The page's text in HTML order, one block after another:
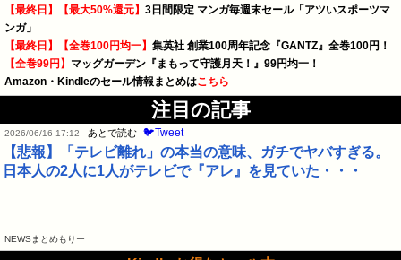
【最終日】【最大50%還元】 3日間限定 マンガ毎週末セール「アツいスポーツマ
ンガ」
【最終日】【全巻100円均一】 集英社 創業100周年記念『GANTZ』全巻100円！
【全巻99円】 マッグガーデン『まもって守護月天！』99円均一！
Amazon・Kindleのセール情報まとめはこちら
注目の記事
2026/06/16 17:12 あとで読む 🐦Tweet
【悲報】「テレビ離れ」の本当の意味、ガチでヤバすぎる。
日本人の2人に1人がテレビで『アレ』を見ていた・・・
NEWSまとめもりー